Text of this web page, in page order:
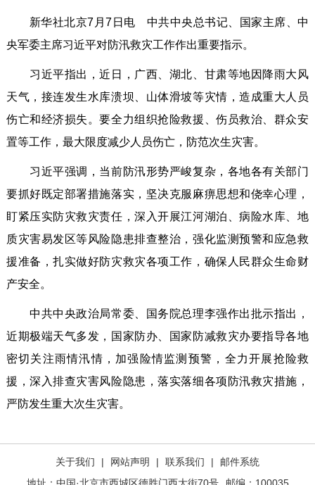
新华社北京7月7日电 中共中央总书记、国家主席、中
央军委主席习近平对防汛救灾工作作出重要指示。
习近平指出，近日，广西、湖北、甘肃等地因降雨大风
天气，接连发生水库溃坝、山体滑坡等灾情，造成重大人员
伤亡和经济损失。要全力组织抢险救援、伤员救治、群众安
置等工作，最大限度减少人员伤亡，防范次生灾害。
习近平强调，当前防汛形势严峻复杂，各地各有关部门
要抓好既定部署措施落实，坚决克服麻痹思想和侥幸心理，
盯紧压实防灾救灾责任，深入开展江河湖泊、病险水库、地
质灾害易发区等风险隐患排查整治，强化监测预警和应急救
援准备，扎实做好防灾救灾各项工作，确保人民群众生命财
产安全。
中共中央政治局常委、国务院总理李强作出批示指出，
近期极端天气多发，国家防办、国家防减救灾办要指导各地
密切关注雨情汛情，加强险情监测预警，全力开展抢险救
援，深入排查灾害风险隐患，落实落细各项防汛救灾措施，
严防发生重大次生灾害。
关于我们 | 网站声明 | 联系我们 |
邮件系统